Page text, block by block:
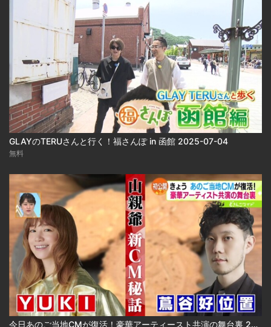
GLAYのTERUさんと行く！福さんぽ in 函館 2025-07-04
無料
今日あのご当地CMが復活！豪華アーティースト共演の舞台裏 2024.03.18放送